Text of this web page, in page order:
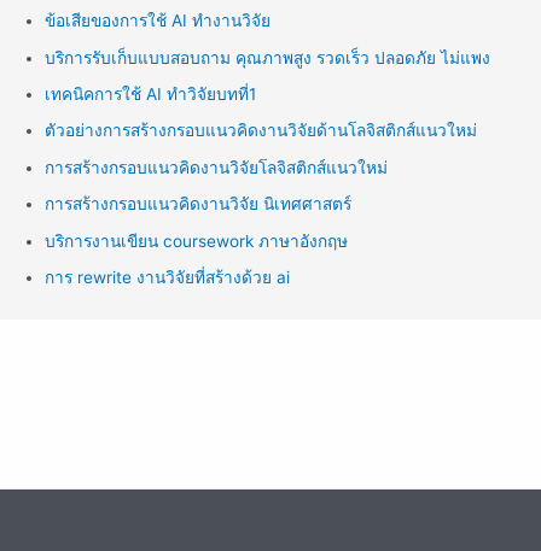
ข้อเสียของการใช้ AI ทำงานวิจัย
บริการรับเก็บแบบสอบถาม คุณภาพสูง รวดเร็ว ปลอดภัย ไม่แพง
เทคนิคการใช้ AI ทำวิจัยบทที่1
ตัวอย่างการสร้างกรอบแนวคิดงานวิจัยด้านโลจิสติกส์แนวใหม่
การสร้างกรอบแนวคิดงานวิจัยโลจิสติกส์แนวใหม่
การสร้างกรอบแนวคิดงานวิจัย นิเทศศาสตร์
บริการงานเขียน coursework ภาษาอังกฤษ
การ rewrite งานวิจัยที่สร้างด้วย ai